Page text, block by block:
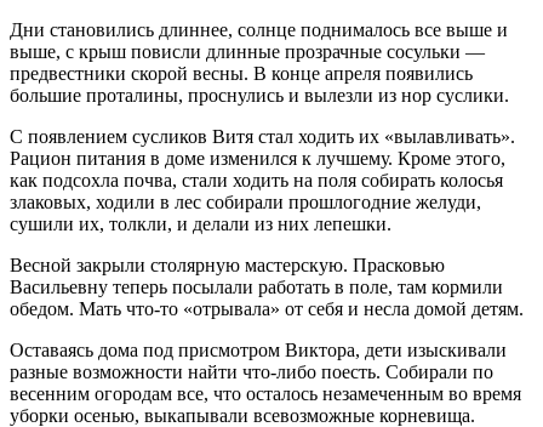
Дни становились длиннее, солнце поднималось все выше и
выше, с крыш повисли длинные прозрачные сосульки —
предвестники скорой весны. В конце апреля появились
большие проталины, проснулись и вылезли из нор суслики.
С появлением сусликов Витя стал ходить их «вылавливать».
Рацион питания в доме изменился к лучшему. Кроме этого,
как подсохла почва, стали ходить на поля собирать колосья
злаковых, ходили в лес собирали прошлогодние желуди,
сушили их, толкли, и делали из них лепешки.
Весной закрыли столярную мастерскую. Прасковью
Васильевну теперь посылали работать в поле, там кормили
обедом. Мать что-то «отрывала» от себя и несла домой детям.
Оставаясь дома под присмотром Виктора, дети изыскивали
разные возможности найти что-либо поесть. Собирали по
весенним огородам все, что осталось незамеченным во время
уборки осенью, выкапывали всевозможные корневища.